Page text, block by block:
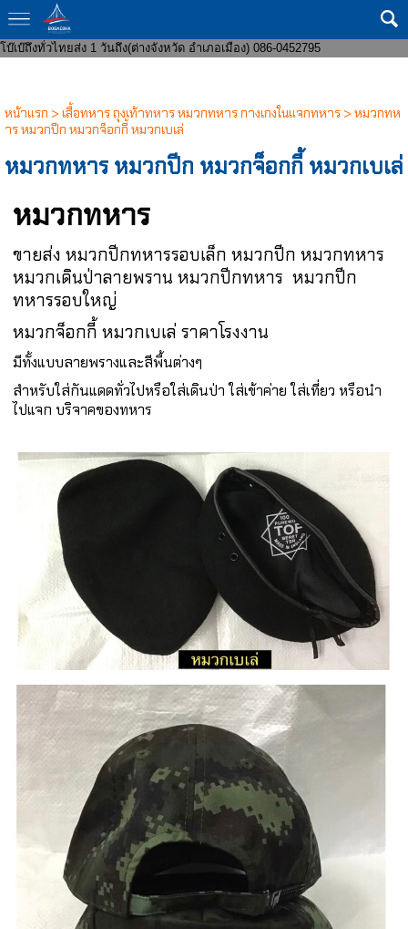
ขายส่งกางเกงในแฟชั่น 8 บาทราคาหน้าโรงงาน มีทั้งชายและหญิง งานแฟชั่น ถูก
กว่าโบ๊เบ๊ หาสินค้าบริจาคจัดส่งถึงที่ จัดหาสินค้าให้หน่วยงานราชการ ส่งของเร็ว
โบ๊เบ๊ถึงทั่วไทยส่ง 1 วันถึง(ต่างจังหวัด อำเภอเมือง) 086-0452795
หน้าแรก > เสื้อทหาร ถุงเท้าทหาร หมวกทหาร กางเกงในแจกทหาร> หมวกทห
าร หมวกปีก หมวกจ็อกกี้ หมวกเบเล่
หมวกทหาร หมวกปีก หมวกจ็อกกี้ หมวกเบเล่
หมวกทหาร
ขายส่ง หมวกปีกทหารรอบเล็ก หมวกปีก หมวกทหาร
หมวกเดินป่าลายพราน หมวกปีกทหาร หมวกปีก
ทหารรอบใหญ่
หมวกจ็อกกี้ หมวกเบเล่ ราคาโรงงาน
มีทั้งแบบลายพรางและสีพื้นต่างๆ
สำหรับใส่กันแดดทั่วไปหรือใส่เดินป่า ใส่เข้าค่าย ใส่เที่ยว หรือนำ
ไปแจก บริจาคของทหาร